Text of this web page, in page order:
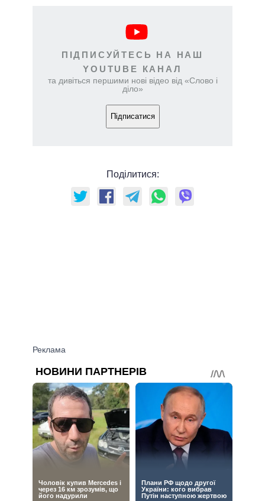
ПІДПИСУЙТЕСЬ НА НАШ
YOUTUBE КАНАЛ
та дивіться першими нові відео від «Слово і
діло»
Підписатися
Поділитися: